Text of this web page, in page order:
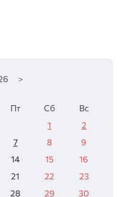
>
Пт Сб
Вс
1
2
7 8
9
14 15
16
21 22
23
28 29 30